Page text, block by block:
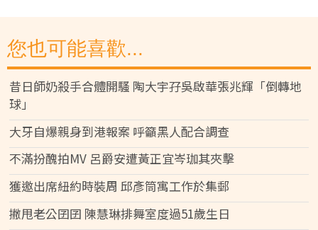
您也可能喜歡...
昔日師奶殺手合體開騷 陶大宇孖吳啟華張兆輝「倒轉地
球」
大牙自爆親身到港報案 呼籲黑人配合調查
不滿扮醜拍MV 呂爵安遭黃正宜岑珈其夾擊
獲邀出席紐約時裝周 邱彥筒寓工作於集郵
撇甩老公囝囝 陳慧琳排舞室度過51歲生日